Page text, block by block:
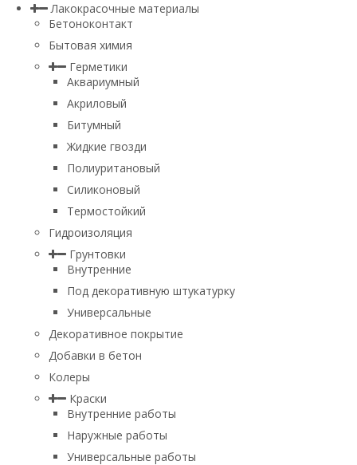
Лакокрасочные материалы
Бетоноконтакт
Бытовая химия
Герметики
Аквариумный
Акриловый
Битумный
Жидкие гвозди
Полиуритановый
Силиконовый
Термостойкий
Гидроизоляция
Грунтовки
Внутренние
Под декоративную штукатурку
Универсальные
Декоративное покрытие
Добавки в бетон
Колеры
Краски
Внутренние работы
Наружные работы
Универсальные работы